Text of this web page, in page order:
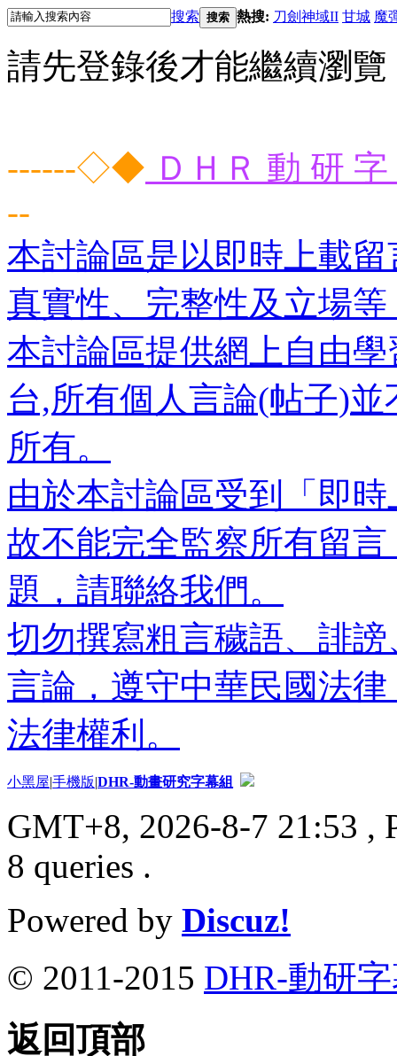
搜索 搜索 熱搜: 刀劍神域II 甘城 魔
請先登錄後才能繼續瀏覽
------◇◆ ＤＨＲ 動 研
--
本討論區是以即時上載
真實性、完整性及立場
本討論區提供網上自由
台,所有個人言論(帖子)
所有。
由於本討論區受到「即
故不能完全監察所有留
題，請聯絡我們。
切勿撰寫粗言穢語、誹
言論，遵守中華民國法
法律權利。
小黑屋|手機版|DHR-動畫研究字幕組
GMT+8, 2026-8-7 21:53 ,
8 queries .
Powered by Discuz!
© 2011-2015 DHR-動研
返回頂部